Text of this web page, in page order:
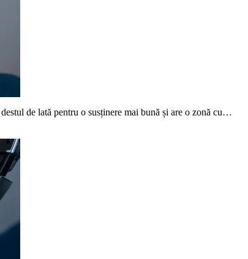
de lată pentru o susținere mai bună și are o zonă cu…